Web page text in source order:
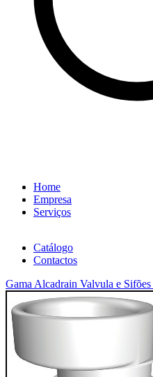
Home
Empresa
Serviços
Catálogo
Contactos
Gama Alcadrain Valvula e Sifões